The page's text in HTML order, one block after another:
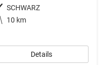
SCHWARZ
Kilometerstand
10 km
Details